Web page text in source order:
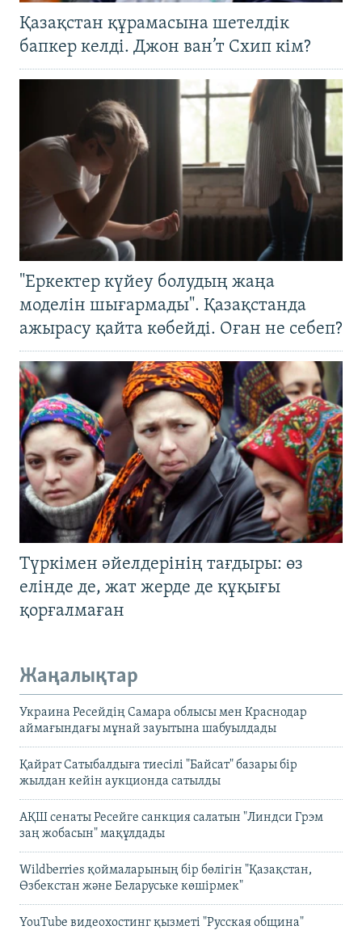
Қазақстан құрамасына шетелдік
бапкер келді. Джон ван’т Схип кім?
"Еркектер күйеу болудың жаңа
моделін шығармады". Қазақстанда
ажырасу қайта көбейді. Оған не себеп?
Түркімен әйелдерінің тағдыры: өз
елінде де, жат жерде де құқығы
қорғалмаған
Жаңалықтар
Украина Ресейдің Самара облысы мен Краснодар
аймағындағы мұнай зауытына шабуылдады
Қайрат Сатыбалдыға тиесілі "Байсат" базары бір
жылдан кейін аукционда сатылды
АҚШ сенаты Ресейге санкция салатын "Линдси Грэм
заң жобасын" мақұлдады
Wildberries қоймаларының бір бөлігін "Қазақстан,
Өзбекстан және Беларуське көшірмек"
YouTube видеохостинг қызметі "Русская община"